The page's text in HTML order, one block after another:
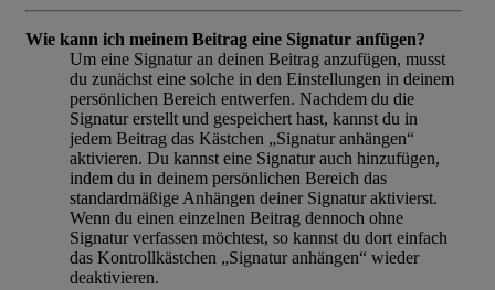
Wie kann ich meinem Beitrag eine Signatur anfügen?
Um eine Signatur an deinen Beitrag anzufügen, musst
du zunächst eine solche in den Einstellungen in deinem
persönlichen Bereich entwerfen. Nachdem du die
Signatur erstellt und gespeichert hast, kannst du in
jedem Beitrag das Kästchen „Signatur anhängen“
aktivieren. Du kannst eine Signatur auch hinzufügen,
indem du in deinem persönlichen Bereich das
standardmäßige Anhängen deiner Signatur aktivierst.
Wenn du einen einzelnen Beitrag dennoch ohne
Signatur verfassen möchtest, so kannst du dort einfach
das Kontrollkästchen „Signatur anhängen“ wieder
deaktivieren.